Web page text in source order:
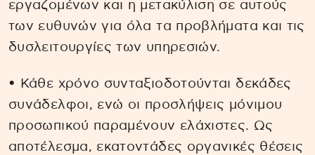
εργαζομένων και η μετακύλιση σε αυτούς
των ευθυνών για όλα τα προβλήματα και τις
δυσλειτουργίες των υπηρεσιών.
• Κάθε χρόνο συνταξιοδοτούνται δεκάδες
συνάδελφοι, ενώ οι προσλήψεις μόνιμου
προσωπικού παραμένουν ελάχιστες. Ως
αποτέλεσμα, εκατοντάδες οργανικές θέσεις